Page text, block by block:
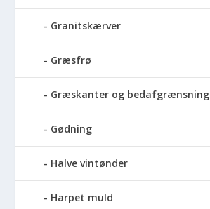
Granitskærver
Græsfrø
Græskanter og bedafgrænsning
Gødning
Halve vintønder
Harpet muld